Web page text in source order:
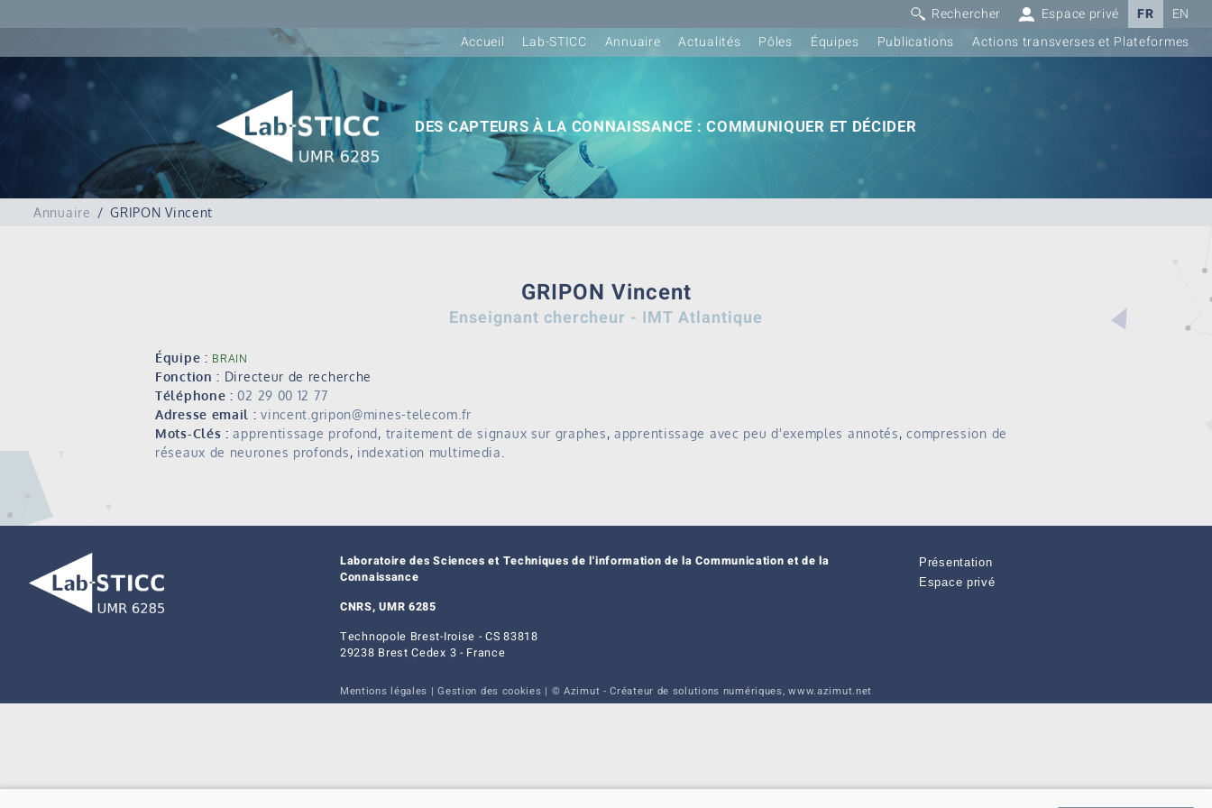
Rechercher Espace privé FR
EN
Accueil
Lab-STICC Annuaire Actualités Pôles Équipes Publications Actions transverses et Plateformes
DES CAPTEURS À LA CONNAISSANCE : COMMUNIQUER ET DÉCIDER
Annuaire GRIPON Vincent
GRIPON Vincent
Enseignant chercheur - IMT Atlantique
Équipe : BRAIN
Fonction : Directeur de recherche
Téléphone : 02 29 00 12 77
Adresse email : vincent.gripon@mines-telecom.fr
Mots-Clés : apprentissage profond, traitement de signaux sur graphes,apprentissage avec peu d'exemples annotés,compression de
réseaux de neurones profonds, indexation multimedia
Laboratoire des Sciences et Techniques de l'information de la Communication et de la
Connaissance
CNRS, UMR 6285
Technopole Brest-Iroise - CS 83818
29238 Brest Cedex 3 - France
Présentation
Espace privé
Mentions légales |Gestion des cookies | © Azimut - Créateur de solutions numériques,www.azimut.net